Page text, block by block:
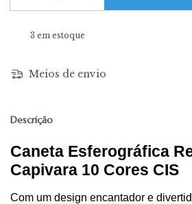
3 em estoque
Meios de envio
Descrição
Caneta Esferográfica
Capivara 10 Cores CIS
Com um design encantador e